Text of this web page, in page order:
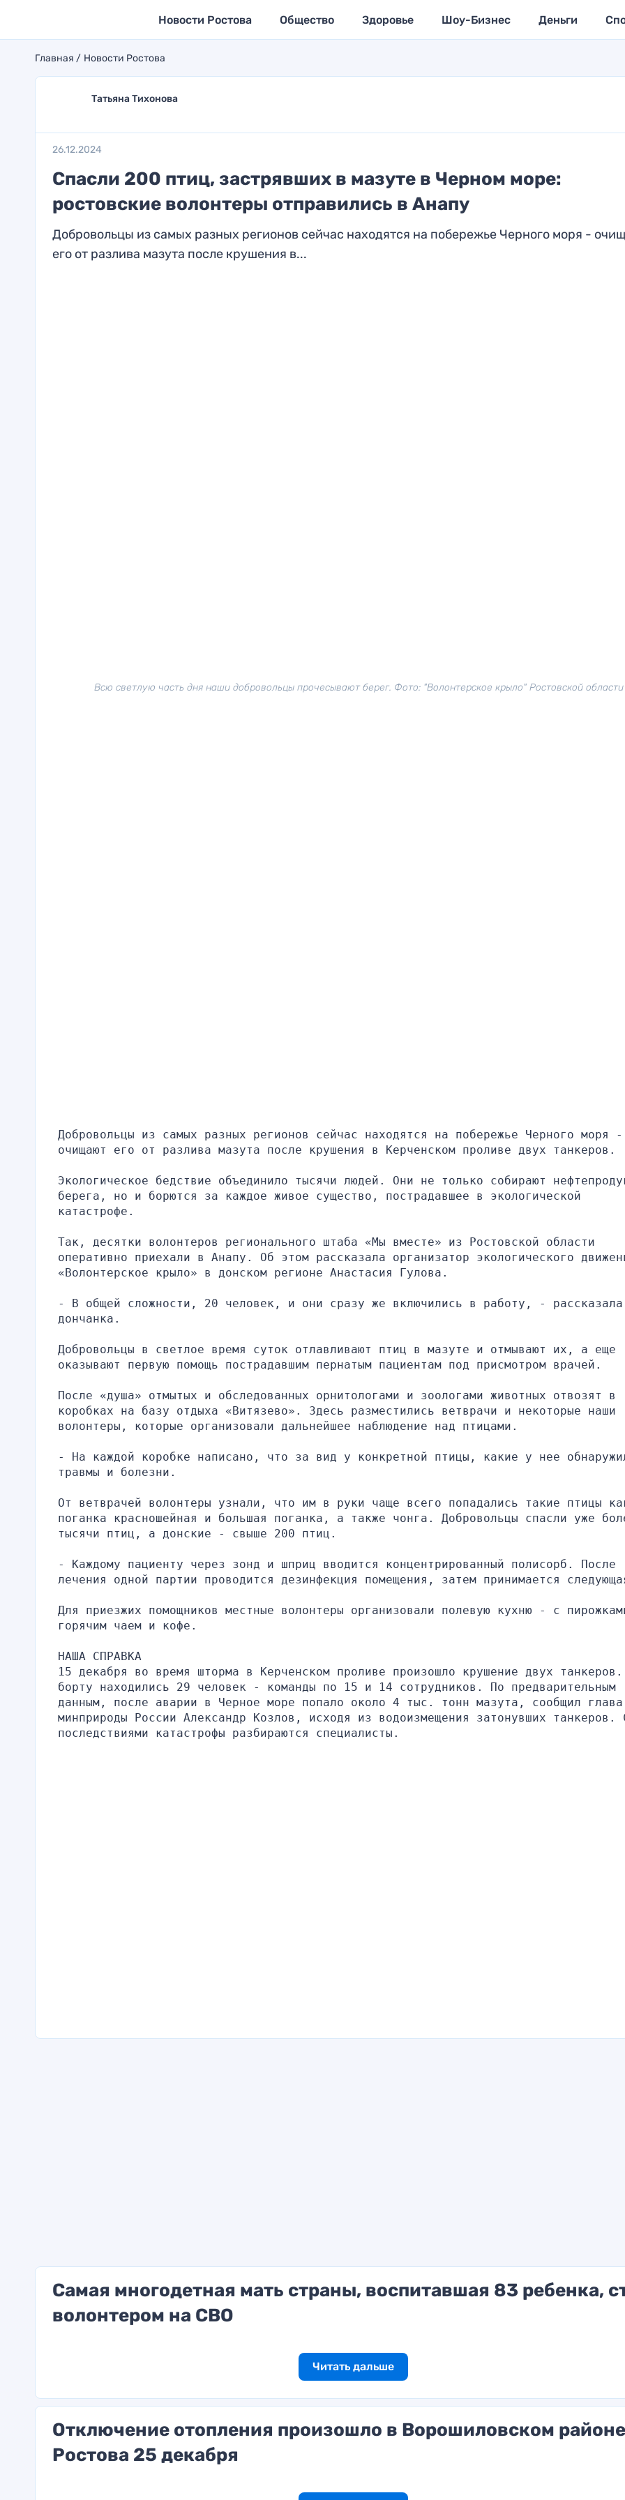
Новости Ростова Общество Здоровье Шоу-Бизнес Деньги
Главная Новости Ростова
Татьяна Тихонова
26.12.2024
Спасли 200 птиц, застрявших в мазуте в Черном море:
ростовские волонтеры отправились в Анапу
Добровольцы из самых разных регионов сейчас находятся на побережье Черного моря -
его от разлива мазута после крушения в...
Всю светлую часть дня наши добровольцы прочесывают берег. Фото: "Волонтерское крыло" Ростовской области
Добровольцы из самых разных регионов сейчас находятся на побережье Черного моря -
очищают его от разлива мазута после крушения в Керченском проливе двух танкеров.
Экологическое бедствие объединило тысячи людей. Они не только собирают
берега, но и борются за каждое живое существо, пострадавшее в экологической
катастрофе.
Так, десятки волонтеров регионального штаба «Мы вместе» из Ростовской области
оперативно приехали в Анапу. Об этом рассказала организатор экологического
«Волонтерское крыло» в донском регионе Анастасия Гулова.
- В общей сложности, 20 человек, и они сразу же включились в работу, - рассказала
дончанка.
Добровольцы в светлое время суток отлавливают птиц в мазуте и отмывают их, а еще
оказывают первую помощь пострадавшим пернатым пациентам под присмотром врачей.
После «душа» отмытых и обследованных орнитологами и зоологами животных отвозят в
коробках на базу отдыха «Витязево». Здесь разместились ветврачи и некоторые наши
волонтеры, которые организовали дальнейшее наблюдение над птицами.
- На каждой коробке написано, что за вид у конкретной птицы, какие у нее
травмы и болезни.
От ветврачей волонтеры узнали, что им в руки чаще всего попадались такие птицы
поганка красношейная и большая поганка, а также чонга. Добровольцы спасли уже
тысячи птиц, а донские - свыше 200 птиц.
- Каждому пациенту через зонд и шприц вводится концентрированный полисорб. После
лечения одной партии проводится дезинфекция помещения, затем принимается
Для приезжих помощников местные волонтеры организовали полевую кухню - с
горячим чаем и кофе.
НАША СПРАВКА
15 декабря во время шторма в Керченском проливе произошло крушение двух
борту находились 29 человек - команды по 15 и 14 сотрудников. По предварительным
данным, после аварии в Черное море попало около 4 тыс. тонн мазута, сообщил глава
минприроды России Александр Козлов, исходя из водоизмещения затонувших танкеров.
последствиями катастрофы разбираются специалисты.
Самая многодетная мать страны, воспитавшая 83 ребенка,
волонтером на СВО
Читать дальше
Отключение отопления произошло в Ворошиловском районе
Ростова 25 декабря